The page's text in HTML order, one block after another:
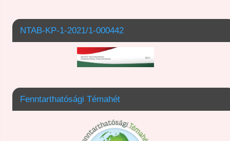
NTAB-KP-1-2021/1-000442
Fenntarthatósági Témahét